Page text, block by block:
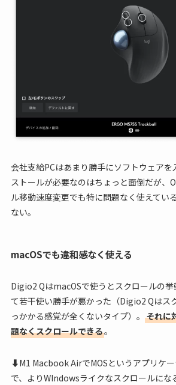
会社支給PCはあまり勝手にソフトウェア
ストールが必要なのはちょっと面倒だが、
ル移動速度変更でも特に問題なく使えてい
ない。
macOSでも違和感なく使える
Digio2 QはmacOSで使うとスクロールの挙
て若干使い勝手が悪かった（Digio2 Qはス
っかかる感覚が全くないタイプ）。 それに
題なくスクロールできる。
⬇︎M1 Macbook AirでMOSというアプリケ
で、よりWIndowsライクなスクロールにな